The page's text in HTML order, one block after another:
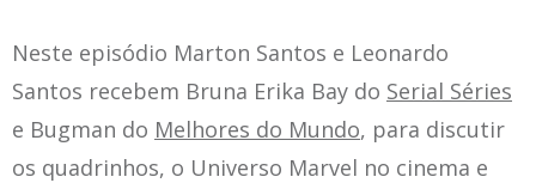
Neste episódio Marton Santos e Leonardo
Santos recebem Bruna Erika Bay do Serial Séries
e Bugman do Melhores do Mundo, para discutir
os quadrinhos, o Universo Marvel no cinema e